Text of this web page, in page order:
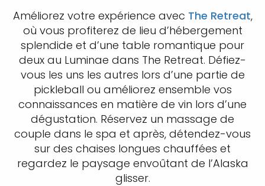
Améliorez votre expérience avec The Retreat,
où vous profiterez de lieu d’hébergement
splendide et d’une table romantique pour
deux au Luminae dans The Retreat. Défiez-
vous les uns les autres lors d’une partie de
pickleball ou améliorez ensemble vos
connaissances en matière de vin lors d’une
dégustation. Réservez un massage de
couple dans le spa et après, détendez-vous
sur des chaises longues chauffées et
regardez le paysage envoûtant de l’Alaska
glisser.